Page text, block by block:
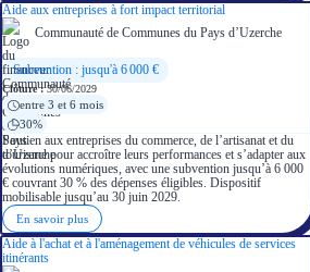
Aide aux entreprises à fort impact territorial
Communauté de Communes du Pays d’Uzerche
Subvention : jusqu'à 6 000 €
Clôture :30/06/2029
entre 3 et 6 mois
30%
Soutien aux entreprises du commerce, de l’artisanat et du
tourisme pour accroître leurs performances et s’adapter aux
évolutions numériques, avec une subvention jusqu’à 6 000
€ couvrant 30 % des dépenses éligibles. Dispositif
mobilisable jusqu’au 30 juin 2029.
En savoir plus
Aide à l'achat et à l'aménagement de véhicules de services
itinérants